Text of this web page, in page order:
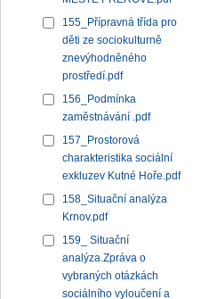
155_Přípravná třída pro
děti ze sociokulturně
znevýhodněného
prostředí.pdf
156_Podmínka
zaměstnávání .pdf
157_Prostorová
charakteristika sociální
exkluzev Kutné Hoře.pdf
158_Situační analýza
Krnov.pdf
159_ Situační
analýza.Zpráva o
vybraných otázkách
sociálního vyloučení a